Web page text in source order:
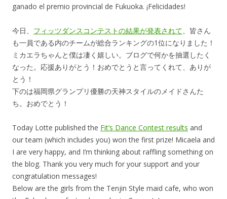
ganado el premio provincial de Fukuoka. ¡Felicidades!
今日、 フィッツダンスコンテストの結果が発表されて、皆さん
も一員である内のチームが総合ランキングの1位になりました！
ミカエラちゃんと僕は凄く嬉しい。ブログで何かを抽選したく
なった。応援ありがとう！おめでとうと言ってくれて、ありが
とう！
下のは福岡県グランプリ優勝の天神スタイルのメイドさんた
ち。おめでとう！
Today Lotte published the Fit’s Dance Contest results and
our team (which includes you) won the first prize! Micaela and
I are very happy, and I’m thinking about raffling something on
the blog. Thank you very much for your support and your
congratulation messages!
Below are the girls from the Tenjin Style maid cafe, who won